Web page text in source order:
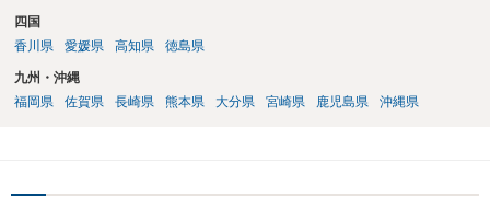
四国
香川県
愛媛県 高知県 徳島県
九州・沖縄
福岡県
佐賀県 長崎県 熊本県 大分県 宮崎県 鹿児島県 沖縄県